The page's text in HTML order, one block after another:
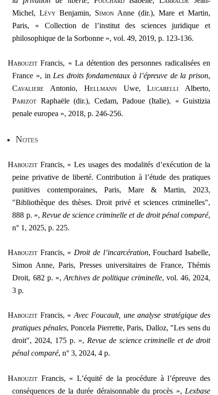
Michel,Lévy Benjamin, Simon Anne (dir.), Mare et Martin,
Paris, « Collection de l’institut des sciences juridique et
philosophique de la Sorbonne », vol. 49, 2019, p. 123-136.
Habouzit Francis, « La détention des personnes radicalisées en
France », in Les droits fondamentaux à l’épreuve de la prison,
Cavaliere Antonio, HellmannUwe,Lucarelli Alberto,
Parizot Raphaële (dir.), Cedam, Padoue (Italie), « Guistizia
penale europea », 2018, p. 246-256.
Notes
Habouzit Francis, « Les usages des modalités d’exécution de la
peine privative de liberté. Contribution à l’étude des pratiques
punitives contemporaines, Paris, Mare & Martin, 2023,
"Bibliothèque des thèses. Droit privé et sciences criminelles",
888 p. », Revue de science criminelle et de droit pénal comparé,
n° 1, 2025, p. 225.
Habouzit Francis, « Droit de l’incarcération, Fouchard Isabelle,
Simon Anne, Paris, Presses universitaires de France, Thémis
Droit, 682 p. », Archives de politique criminelle, vol. 46, 2024,
3 p.
Habouzit Francis, « Avec Foucault, une analyse stratégique des
pratiques pénales, Poncela Pierrette, Paris, Dalloz, "Les sens du
droit", 2024, 175 p. », Revue de science criminelle et de droit
pénal comparé, n° 3, 2024, 4 p.
Habouzit Francis, « L’équité de la procédure à l’épreuve des
conséquences de la durée déraisonnable du procès », Lexbase